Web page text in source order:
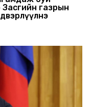
газрын